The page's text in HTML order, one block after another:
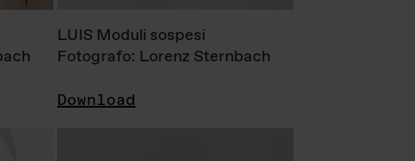
LUIS Moduli sospesi
Fotografo: Lorenz Sternbach
Download